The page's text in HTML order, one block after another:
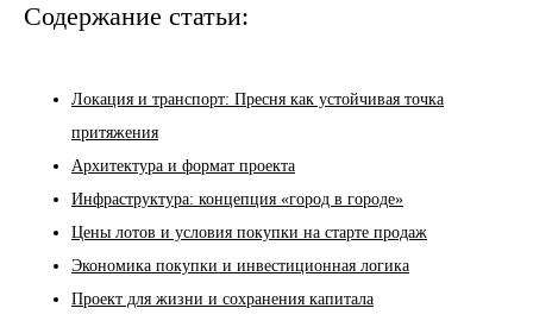
Содержание статьи:
Локация и транспорт: Пресня как устойчивая точка
притяжения
Архитектура и формат проекта
Инфраструктура: концепция «город в городе»
Цены лотов и условия покупки на старте продаж
Экономика покупки и инвестиционная логика
Проект для жизни и сохранения капитала